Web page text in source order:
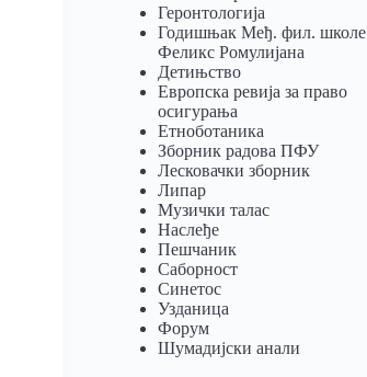
Геронтологија
Годишњак Међ. фил. школе
Феликс Ромулијана
Детињство
Европска ревија за право
осигурања
Eтноботаника
Зборник радова ПФУ
Лесковачки зборник
Липар
Музички талас
Наслеђе
Пешчаник
Саборност
Синетос
Узданица
Форум
Шумадијски анали